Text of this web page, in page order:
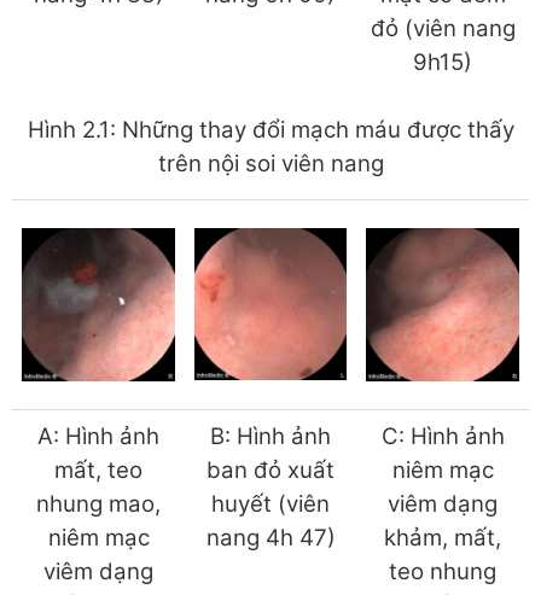
đỏ (viên nang
9h15)
Hình 2.1: Những thay đổi mạch máu được thấy
trên nội soi viên nang
A: Hình ảnh
mất, teo
nhung mao,
niêm mạc
viêm dạng
B: Hình ảnh
ban đỏ xuất
huyết (viên
nang 4h 47)
C: Hình ảnh
niêm mạc
viêm dạng
khảm, mất,
teo nhung